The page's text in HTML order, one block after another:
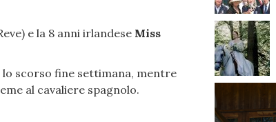
e la 8 anni irlandese Miss
lo scorso fine settimana, mentre
al cavaliere spagnolo.